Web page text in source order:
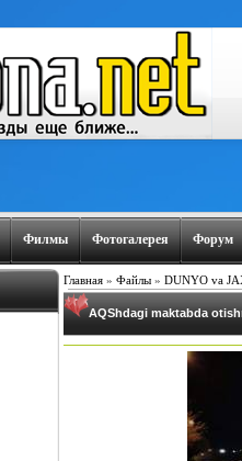
Филмы Фотогалерея Форум
Главная» Файлы» DUNYO va
AQShdagi maktabda